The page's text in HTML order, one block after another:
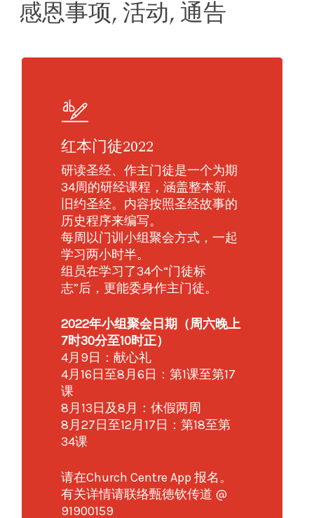
感恩事项, 活动, 通告
红本门徒2022
研读圣经、作主门徒是一个为期
34周的研经课程，涵盖整本新、
旧约圣经。内容按照圣经故事的
历史程序来编写。
每周以门训小组聚会方式，一起
学习两小时半。
组员在学习了34个“门徒标
志”后，更能委身作主门徒。
2022年小组聚会日期（周六晚上
7时30分至10时正）
4月9日：献心礼
4月16日至8月6日：第1课至第17
课
8月13日及8月：休假两周
8月27日至12月17日：第18至第
34课
请在Church Centre App 报名。
有关详情请联络甄徳钦传道 @
91900159